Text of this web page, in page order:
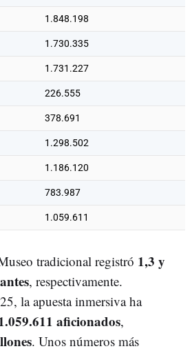
1.848.198
1.730.335
1.731.227
226.555
378.691
1.298.502
1.186.120
783.987
1.059.611
tradicional registró 1,3 y
, respectivamente.
la apuesta inmersiva ha
aficionados,
. Unos números más